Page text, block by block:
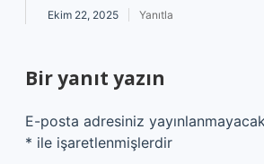
Ekim 22, 2025 Yanıtla
Bir yanıt yazın
E-posta adresiniz
* ile işaretlenmişlerdir